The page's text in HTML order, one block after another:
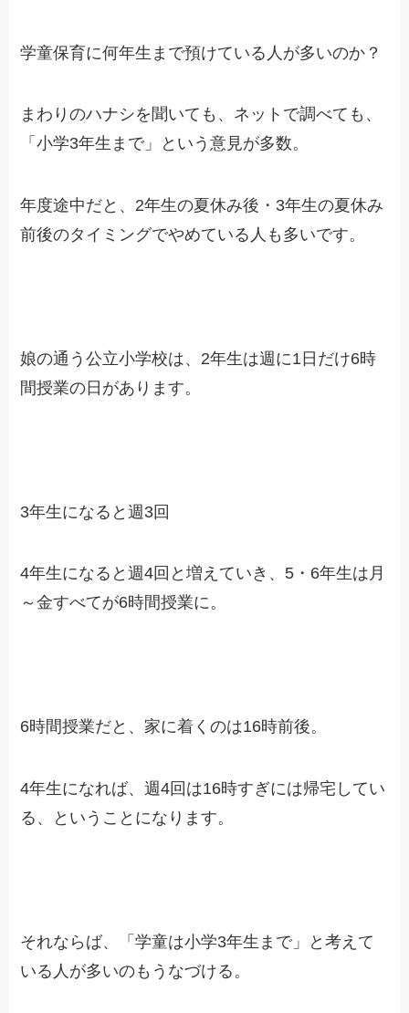
学童保育に何年生まで預けている人が多いのか？
まわりのハナシを聞いても、ネットで調べても、
「小学3年生まで」という意見が多数。
年度途中だと、2年生の夏休み後・3年生の夏休み
前後のタイミングでやめている人も多いです。
娘の通う公立小学校は、2年生は週に1日だけ6時
間授業の日があります。
3年生になると週3回
4年生になると週4回と増えていき、5・6年生は月
～金すべてが6時間授業に。
6時間授業だと、家に着くのは16時前後。
4年生になれば、週4回は16時すぎには帰宅してい
る、ということになります。
それならば、「学童は小学3年生まで」と考えて
いる人が多いのもうなづける。